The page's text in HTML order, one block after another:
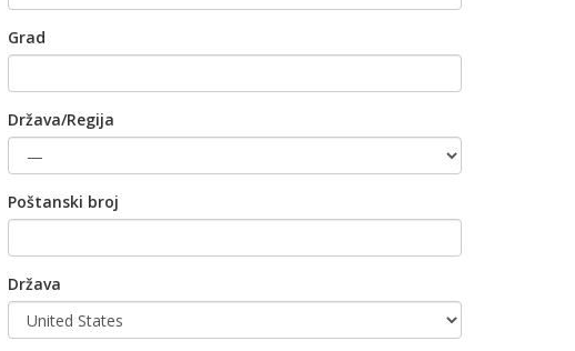
Grad
Država/Regija
Poštanski broj
Država